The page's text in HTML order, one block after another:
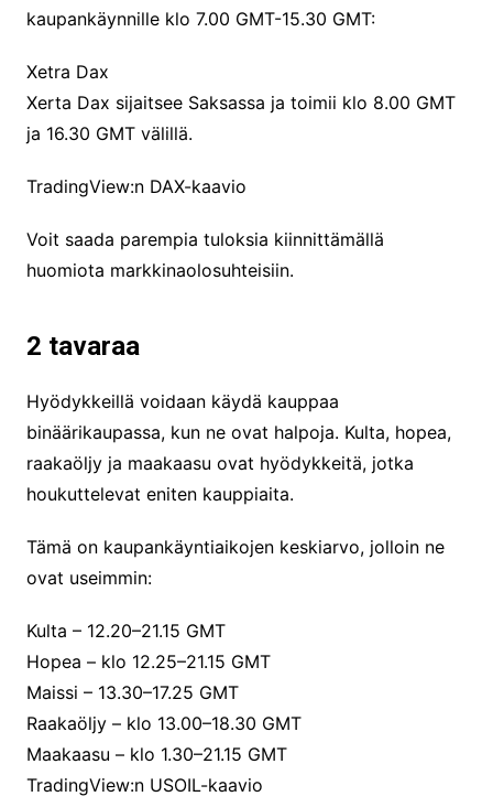
kaupankäynnille klo 7.00 GMT-15.30 GMT:
Xetra Dax
Xerta Dax sijaitsee Saksassa ja toimii klo 8.00 GMT
ja 16.30 GMT välillä.
TradingView:n DAX-kaavio
Voit saada parempia tuloksia kiinnittämällä
huomiota markkinaolosuhteisiin.
2 tavaraa
Hyödykkeillä voidaan käydä kauppaa
binäärikaupassa, kun ne ovat halpoja. Kulta, hopea,
raakaöljy ja maakaasu ovat hyödykkeitä, jotka
houkuttelevat eniten kauppiaita.
Tämä on kaupankäyntiaikojen keskiarvo, jolloin ne
ovat useimmin:
Kulta – 12.20–21.15 GMT
Hopea – klo 12.25–21.15 GMT
Maissi – 13.30–17.25 GMT
Raakaöljy – klo 13.00–18.30 GMT
Maakaasu – klo 1.30–21.15 GMT
TradingView:n USOIL-kaavio